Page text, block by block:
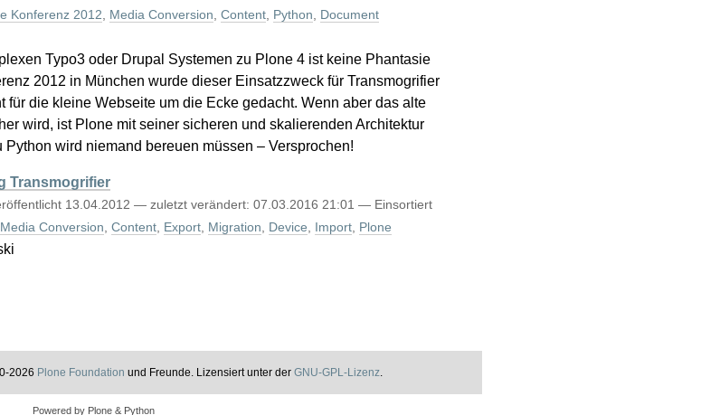
Konferenz 2012 Media Conversion Content, Python
Document
Typo3 oder Drupal Systemen zu Plone 4 ist keine Phantasie
2012 in München wurde dieser Einsatzzweck für Transmogrifier
für die kleine Webseite um die Ecke gedacht. Wenn aber das alte
wird, ist Plone mit seiner sicheren und skalierenden Architektur
wird niemand bereuen müssen – Versprochen!
Transmogrifier
13.04.2012 — zuletzt verändert: 07.03.2016 21:01 — Einsortiert
Media Conversion Content, Export, Migration Device Import, Plone
2026 Plone Foundation und Freunde. Lizensiert unter der GNU-GPL-Lizenz.
Powered by Plone & Python